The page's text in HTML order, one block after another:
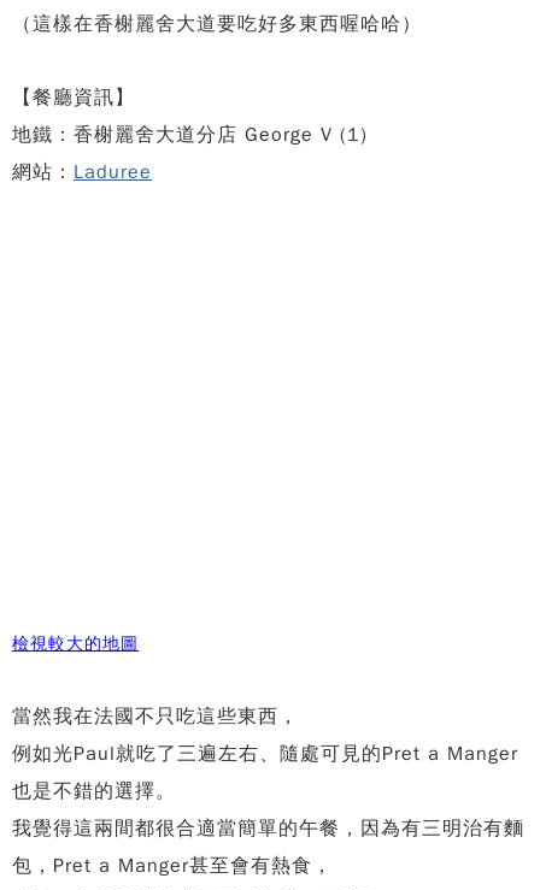
（這樣在香榭麗舍大道要吃好多東西喔哈哈）
【餐廳資訊】
地鐵：香榭麗舍大道分店 George V (1)
網站： Laduree
檢視較大的地圖
當然我在法國不只吃這些東西，
例如光Paul就吃了三遍左右、隨處可見的Pret a Manger
也是不錯的選擇。
我覺得這兩間都很合適當簡單的午餐，因為有三明治有麵
包， Pret a Manger甚至會有熱食，